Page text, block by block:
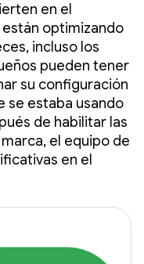
en el
optimizando
incluso los
pueden tener
su configuración
se estaba usando
de habilitar las
el equipo de
en el